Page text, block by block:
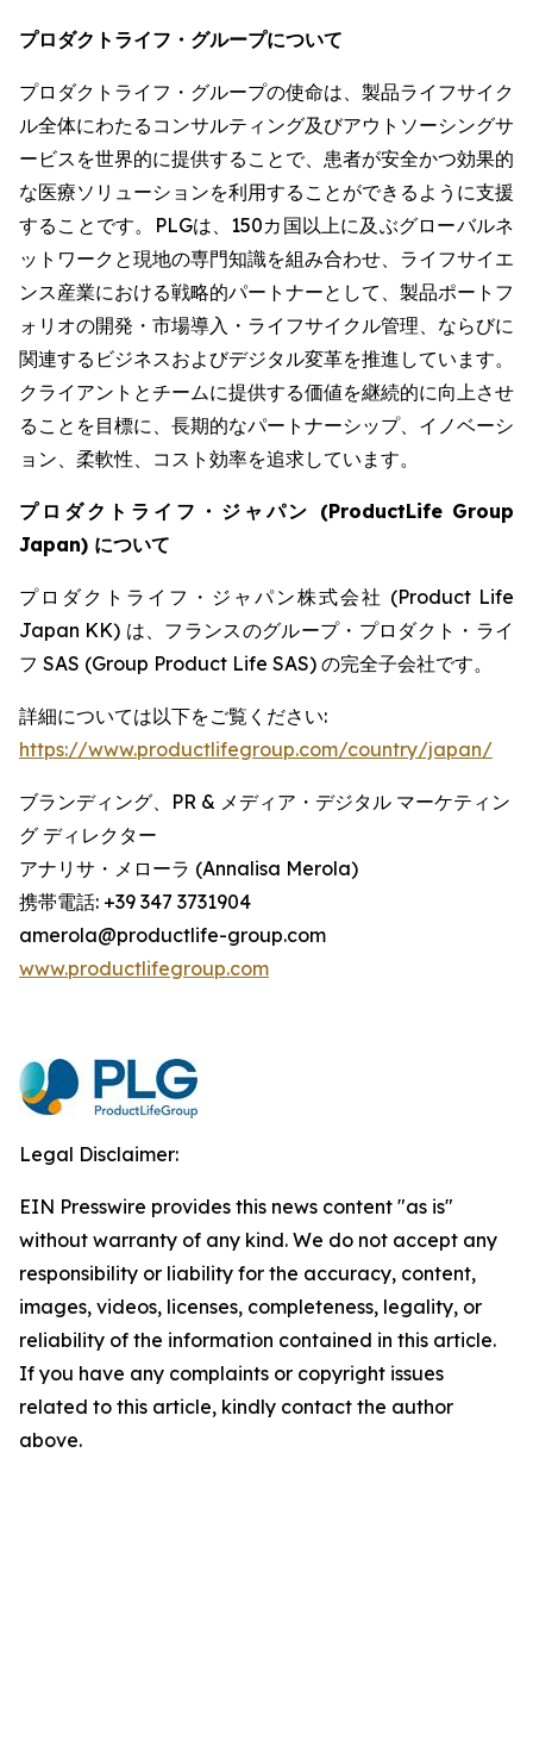
プロダクトライフ・グループについて
プロダクトライフ・グループの使命は、製品ライフサイク
ル全体にわたるコンサルティング及びアウトソーシングサ
ービスを世界的に提供することで、患者が安全かつ効果的
な医療ソリューションを利用することができるように支援
することです。PLGは、150カ国以上に及ぶグローバルネ
ットワークと現地の専門知識を組み合わせ、ライフサイエ
ンス産業における戦略的パートナーとして、製品ポートフ
ォリオの開発・市場導入・ライフサイクル管理、ならびに
関連するビジネスおよびデジタル変革を推進しています。
クライアントとチームに提供する価値を継続的に向上させ
ることを目標に、長期的なパートナーシップ、イノベーシ
ョン、柔軟性、コスト効率を追求しています。
プロダクトライフ・ジャパン (ProductLife Group
Japan) について
プロダクトライフ・ジャパン株式会社 (Product Life
Japan KK) は、フランスのグループ・プロダクト・ライ
フ SAS (Group Product Life SAS) の完全子会社です。
詳細については以下をご覧ください:
https://www.productlifegroup.com/country/japan/
ブランディング、PR & メディア・デジタル マーケティン
グ ディレクター
アナリサ・メローラ (Annalisa Merola)
携帯電話: +39 347 3731904
amerola@productlife-group.com
www.productlifegroup.com
Legal Disclaimer:
EIN Presswire provides this news content "as is"
without warranty of any kind. We do not accept any
responsibility or liability for the accuracy, content,
images, videos, licenses, completeness, legality, or
reliability of the information contained in this article.
If you have any complaints or copyright issues
related to this article, kindly contact the author
above.